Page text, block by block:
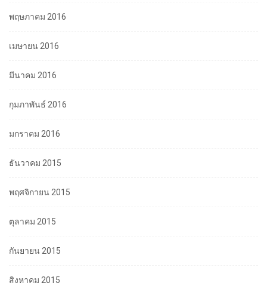
พฤษภาคม 2016
เมษายน 2016
มีนาคม 2016
กุมภาพันธ์ 2016
มกราคม 2016
ธันวาคม 2015
พฤศจิกายน 2015
ตุลาคม 2015
กันยายน 2015
สิงหาคม 2015